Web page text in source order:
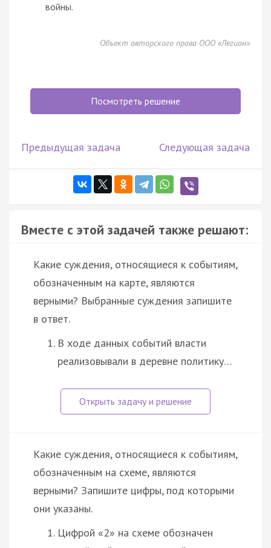
войны.
Объект авторского права ООО «Легион»
Посмотреть решение
Предыдущая задача Следующая задача
Вместе с этой задачей также решают:
Какие суждения, относящиеся к событиям,
обозначенным на карте, являются
верными? Выбранные суждения запишите
в ответ.
В ходе данных событий власти
реализовывали в деревне политику…
Какие суждения, относящиеся к событиям,
обозначенным на схеме, являются
верными? Запишите цифры, под которыми
они указаны.
Цифрой «2» на схеме обозначен